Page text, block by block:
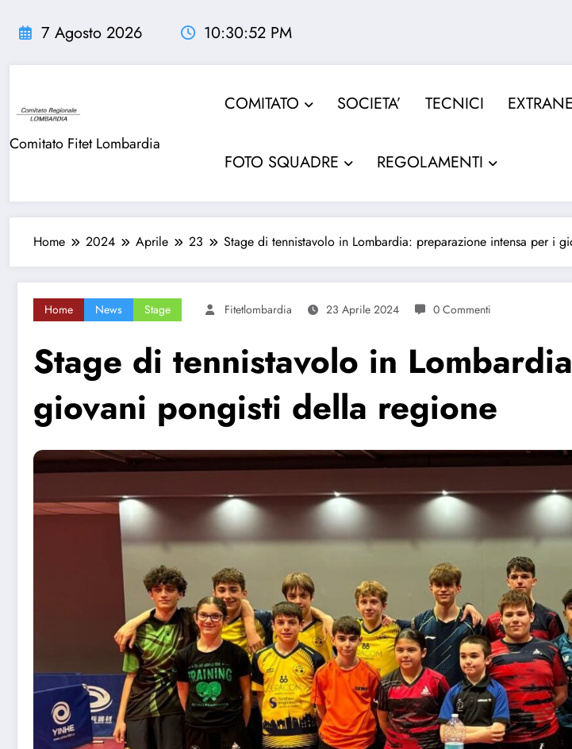
7 Agosto 2026 10:30:55 PM
Comitato Fitet Lombardia
COMITATO SOCIETA’ TECNICI
FOTO SQUADRE REGOLAMENTI
Home 2024 Aprile 23 Stage di tennistavolo in Lombardia: preparazione intensa per i
Home News Stage Fitetlombardia 23 Aprile 2024 0 Commenti
Stage di tennistavolo in
giovani pongisti della regione